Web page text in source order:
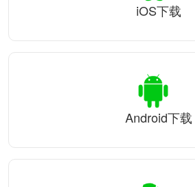
iOS下载
Android下载